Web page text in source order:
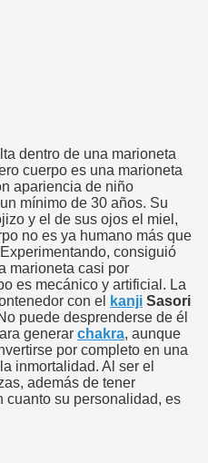
dentro de una marioneta
cuerpo es una marioneta
apariencia de niño
mínimo de 30 años. Su
y el de sus ojos el miel,
no es ya humano más que
consiguió
marioneta casi por
es mecánico y artificial. La
con el
kanji Sasori
puede desprenderse de él
generar chakra, aunque
por completo en una
inmortalidad. Al ser el
además de tener
cuanto su personalidad, es